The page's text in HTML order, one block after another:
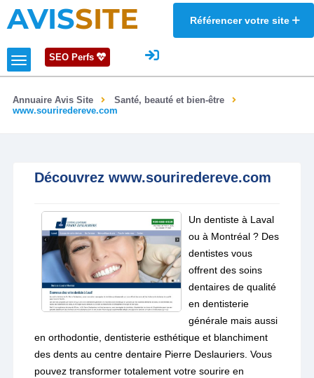
AVISSITE Référencer votre site
SEO Perfs
Annuaire Avis Site
Santé, beauté et bien-être
www.souriredereve.com
Découvrez www.souriredereve.com
Un dentiste à Laval
ou à Montréal ? Des
dentistes vous
offrent des soins
dentaires de qualité
en dentisterie
générale mais aussi
en orthodontie, dentisterie esthétique et blanchiment
des dents au centre dentaire Pierre Deslauriers. Vous
pouvez transformer totalement votre sourire en